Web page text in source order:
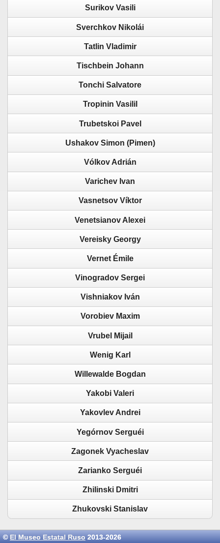
Surikov Vasili
Sverchkov Nikolái
Tatlin Vladimir
Tischbein Johann
Tonchi Salvatore
Tropinin Vasilil
Trubetskoi Pavel
Ushakov Simon (Pimen)
Vólkov Adrián
Varichev Ivan
Vasnetsov Víktor
Venetsianov Alexei
Vereisky Georgy
Vernet Émile
Vinogradov Sergei
Vishniakov Iván
Vorobiev Maxim
Vrubel Mijail
Wenig Karl
Willewalde Bogdan
Yakobi Valeri
Yakovlev Andrei
Yegórnov Serguéi
Zagonek Vyacheslav
Zarianko Serguéi
Zhilinski Dmitri
Zhukovski Stanislav
©El Museo Estatal Ruso2013-2026